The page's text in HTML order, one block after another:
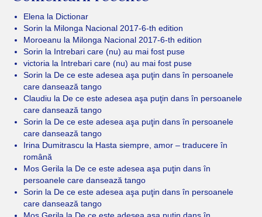
Elena la Dictionar
Sorin la Milonga Nacional 2017-6-th edition
Moroeanu la Milonga Nacional 2017-6-th edition
Sorin la Intrebari care (nu) au mai fost puse
victoria la Intrebari care (nu) au mai fost puse
Sorin la De ce este adesea aşa puţin dans în persoanele
care dansează tango
Claudiu la De ce este adesea aşa puţin dans în persoanele
care dansează tango
Sorin la De ce este adesea aşa puţin dans în persoanele
care dansează tango
Irina Dumitrascu la Hasta siempre, amor – traducere în
română
Mos Gerila la De ce este adesea aşa puţin dans în
persoanele care dansează tango
Sorin la De ce este adesea aşa puţin dans în persoanele
care dansează tango
Mos Gerila la De ce este adesea aşa puţin dans în